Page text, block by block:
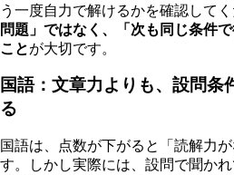
う一度自力で解けるかを確認してく
問題」ではなく、「次も同じ条件
ことが大切です。
国語：文章力よりも、設問条
る
国語は、点数が下がると「読解力
す。しかし実際には、設問で聞か